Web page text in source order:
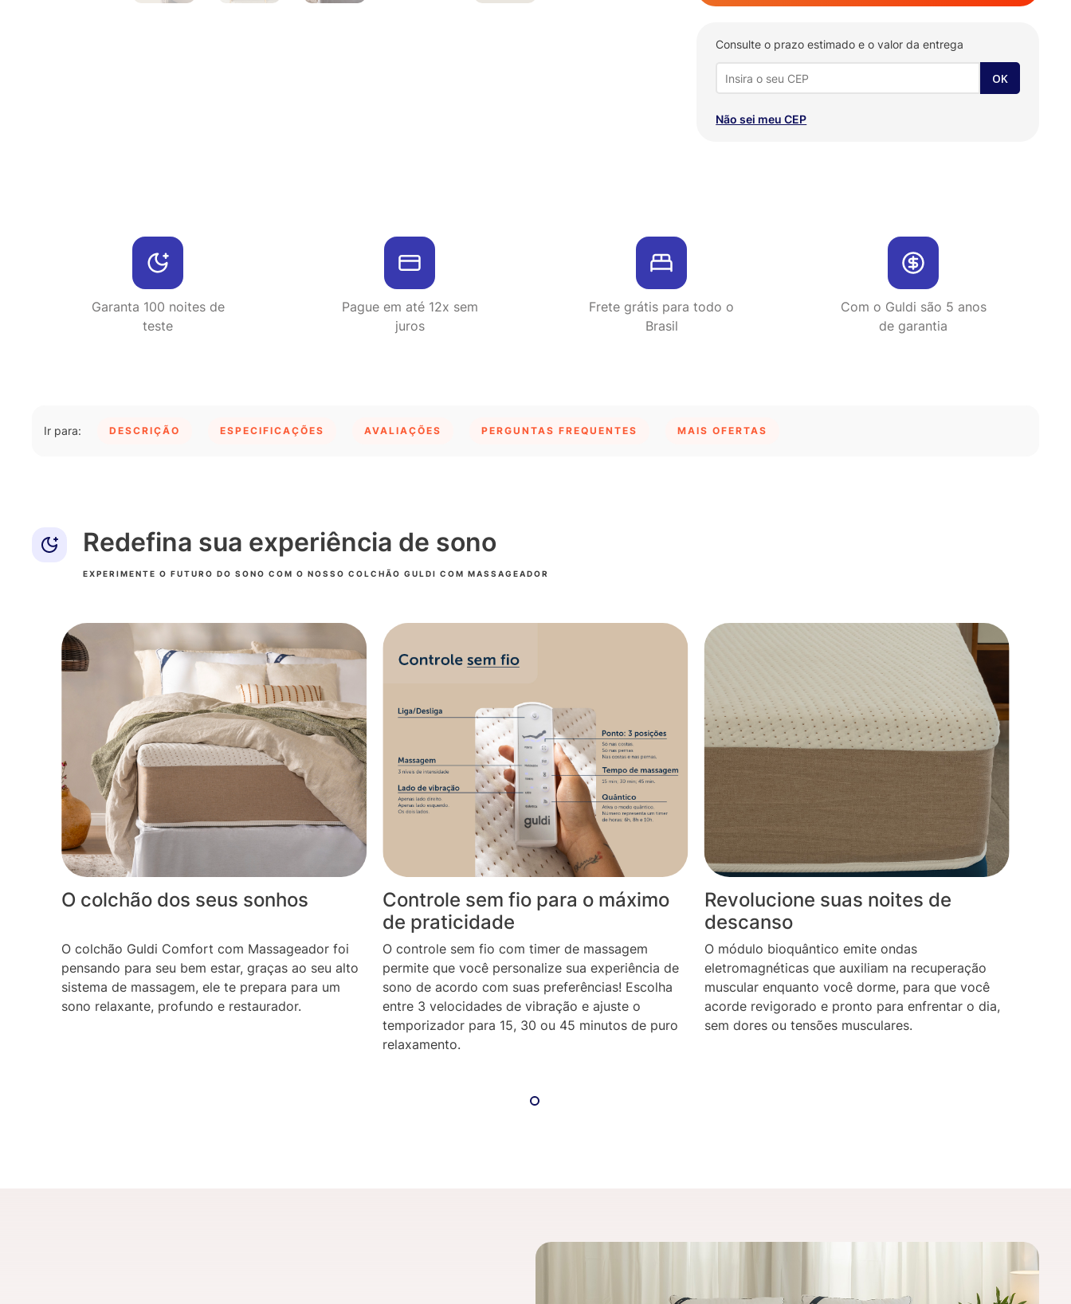
Consulte o prazo estimado e o valor da entrega
Não sei meu CEP
Garanta 100 noites de
teste
Pague em até 12x sem
juros
Frete grátis para todo o
Brasil
Com o Guldi são 5 anos
de garantia
DESCRIÇÃO ESPECIFICAÇÕES AVALIAÇÕES PERGUNTAS FREQUENTES MAIS OFERTAS
Redefina sua experiência de sono
EXPERIMENTE O FUTURO DO SONO COM O NOSSO COLCHÃO GULDI COM MASSAGEADOR
O colchão dos seus sonhos
O colchão Guldi Comfort com Massageador foi
pensando para seu bem estar, graças ao seu alto
sistema de massagem, ele te prepara para um
sono relaxante, profundo e restaurador.
Controle sem fio para o máximo
de praticidade
O controle sem fio com timer de massagem
permite que você personalize sua experiência de
sono de acordo com suas preferências! Escolha
entre 3 velocidades de vibração e ajuste o
temporizador para 15, 30 ou 45 minutos de puro
relaxamento.
Revolucione suas noites de
descanso
O módulo bioquântico emite ondas
eletromagnéticas que auxiliam na recuperação
muscular enquanto você dorme, para que você
acorde revigorado e pronto para enfrentar o dia,
sem dores ou tensões musculares.